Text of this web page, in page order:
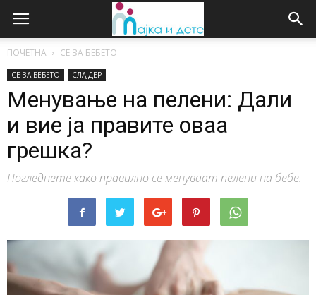
ПОЧЕТНА СЕ ЗА БЕБЕТО
СЕ ЗА БЕБЕТО СЛАЈДЕР
Менување на пелени: Дали
и вие ја правите оваа
грешка?
Погледнете како правилно се менуваат пелени на бебе.